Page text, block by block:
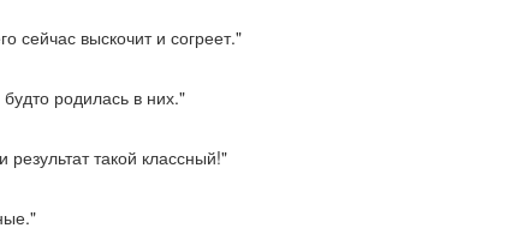
сейчас выскочит и согреет."
родилась в них."
такой классный!"